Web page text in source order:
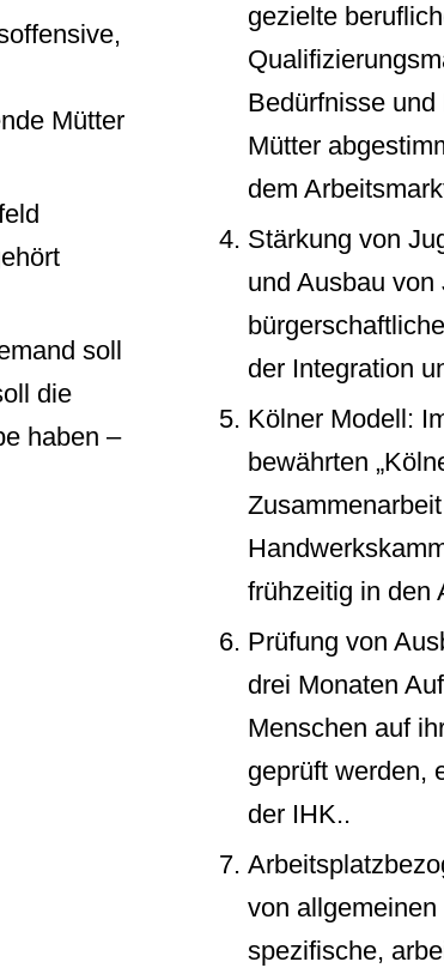
Mütter
soll
die
haben –
gezielte
Bedürfnisse
Mütter
dem
Stärkung von
und Ausbau von
der Integration
Kölner Modell:
bewährten
frühzeitig in den
Prüfung von
drei Monaten
Menschen auf
geprüft werden,
der IHK..
von
spezifische,